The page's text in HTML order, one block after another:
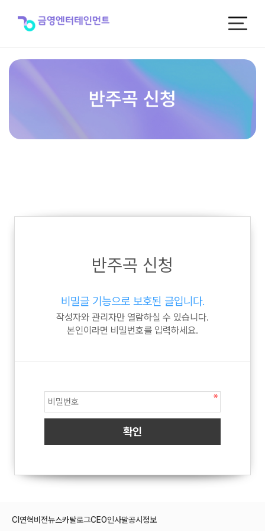
반주곡 신청
반주곡 신청
비밀글 기능으로 보호된 글입니다.
작성자와 관리자만 열람하실 수 있습니다.
본인이라면 비밀번호를 입력하세요.
CI 연혁비전뉴스카탈로그CEO인사말공시정보